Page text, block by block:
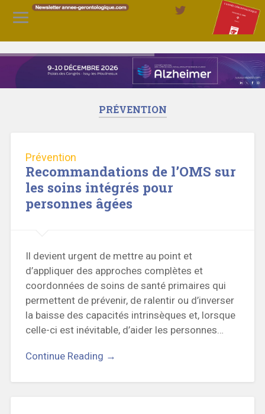
PRÉVENTION
Prévention
Recommandations de l’OMS sur
les soins intégrés pour
personnes âgées
Il devient urgent de mettre au point et
d’appliquer des approches complètes et
coordonnées de soins de santé primaires qui
permettent de prévenir, de ralentir ou d’inverser
la baisse des capacités intrinsèques et, lorsque
celle-ci est inévitable, d’aider les personnes…
Continue Reading →